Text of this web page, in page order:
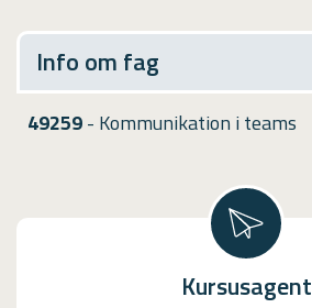
Info om fag
49259- Kommunikation i teams
Kursusagent